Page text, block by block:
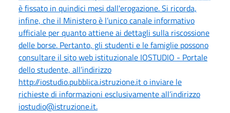
è fissato in quindici mesi dall'erogazione. Si ricorda,
infine, che il Ministero è l’unico canale informativo
ufficiale per quanto attiene ai dettagli sulla riscossione
delle borse. Pertanto, gli studenti e le famiglie possono
consultare il sito web istituzionale IOSTUDIO - Portale
dello studente, all’indirizzo
http://iostudio.pubblica.istruzione.it o inviare le
richieste di informazioni esclusivamente all’indirizzo
iostudio@istruzione.it.